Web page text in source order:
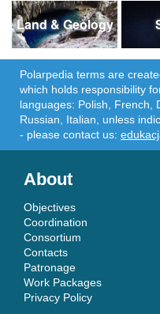
Land & Geology
Polarpedia terms are
which holds responsibility
languages: Polish, French,
Russian, Italian, unless
- please contact us:
About
Objectives
Coordination
Consortium
Contacts
Patronage
Work Packages
Privacy Policy